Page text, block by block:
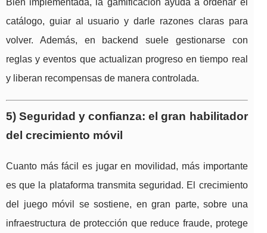
Bien implementada, la gamificación ayuda a ordenar el
catálogo, guiar al usuario y darle razones claras para
volver. Además, en backend suele gestionarse con
reglas y eventos que actualizan progreso en tiempo real
y liberan recompensas de manera controlada.
5) Seguridad y confianza: el gran habilitador
del crecimiento móvil
Cuanto más fácil es jugar en movilidad, más importante
es que la plataforma transmita seguridad. El crecimiento
del juego móvil se sostiene, en gran parte, sobre una
infraestructura de protección que reduce fraude, protege